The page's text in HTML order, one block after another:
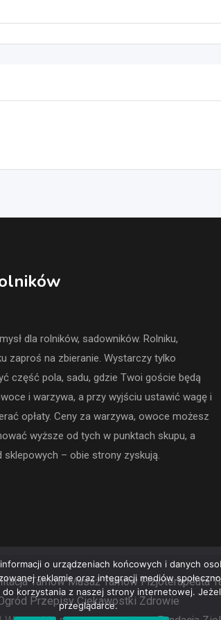
dla rolników, sadowników. Rolniku,
zaproś na zbieranie. Wystarczy tylko
część pola, sadu, gdzie Twoi goście będą
i warzywa, a przy wyjściu ustawić wagę i
opłaty. Ceny za warzywa, owoce możesz
wyższe od tych w punktach skupu, a
sklepowych – obie strony zyskują.
Tarnów Masaż Tarnów Fizjoterapeuta
Przepisy Ciekawostki Zdrowie
o urządzeniach końcowych i danych
reklamie oraz integracji mediów
korzystania z naszej strony internetowej.
przeglądarce.